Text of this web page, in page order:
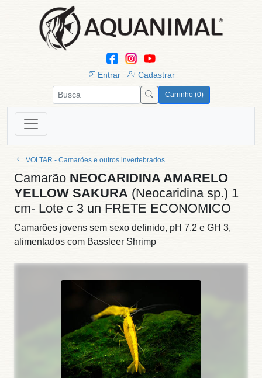
Entrar Cadastrar
Carrinho (0)
VOLTAR - Camarões e outros invertebrados
Camarão NEOCARIDINA AMARELO
YELLOW SAKURA (Neocaridina sp.) 1
cm- Lote c 3 un FRETE ECONOMICO
Camarões jovens sem sexo definido, pH 7.2 e GH 3,
alimentados com Bassleer Shrimp